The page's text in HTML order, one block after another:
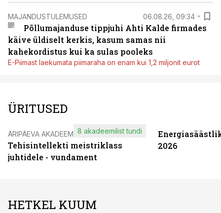
MAJANDUSTULEMUSED 06.08.26, 09:34
Põllumajanduse tippjuhi Ahti Kalde firmades
käive üldiselt kerkis, kasum samas nii
kahekordistus kui ka sulas pooleks
E-Piimast laekumata piimaraha on enam kui 1,2 miljonit eurot
ÜRITUSED
ÄRIPÄEVA AKADEEMIA
Tehisintellekti meistriklass
juhtidele - vundament
8 akadeemilist tundi
2026
HETKEL KUUM